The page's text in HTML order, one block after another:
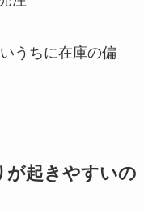
うちに在庫の偏
が起きやすいの